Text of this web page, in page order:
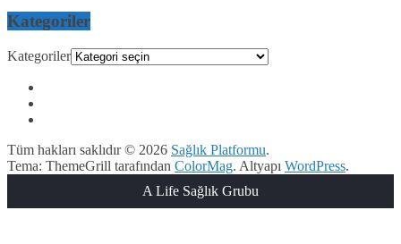
Kategoriler
Kategoriler
Tüm hakları saklıdır © 2026 Sağlık Platformu.
Tema: ThemeGrill tarafından ColorMag. Altyapı WordPress.
A Life Sağlık Grubu